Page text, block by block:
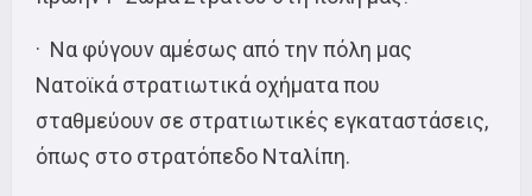
· Να φύγουν αμέσως από την πόλη μας
Νατοϊκά στρατιωτικά οχήματα που
σταθμεύουν σε στρατιωτικές εγκαταστάσεις,
όπως στο στρατόπεδο Νταλίπη.